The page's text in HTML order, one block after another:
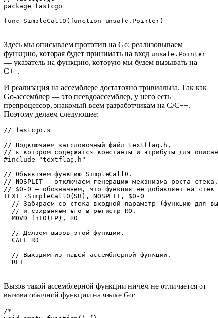
package fastcgo
func SimpleCall0(function unsafe.Pointer)
Здесь мы описываем прототип на Go: реализовываем
функцию, которая будет принимать на вход unsafe.Pointer
— указатель на функцию, которую мы будем вызывать на
C++.
И реализация на ассемблере достаточно тривиальна. Так как
Go-ассемблер — это псевдоассемблер, у него есть
препроцессор, знакомый всем разработчикам на C/C++.
Поэтому делаем следующее:
// fastcgo.s
// Подключаем заголовочный файл textflag.h,
// в котором содержатся константы и атрибуты для
#include "textflag.h"
// Объявляем функцию SimpleCall0.
// NOSPLIT — отключаем генерацию механизма роста
// $0-0 — обозначаем, что функция не добавляет на стек
TEXT ·SimpleCall0(SB), NOSPLIT, $0-0
// Забираем со стека входной параметр (функцию для
  // и сохраняем его в регистр R0.
  MOVD fn+0(FP), R0
  // Делаем вызов этой функции.
  CALL R0
  // Выходим из нашей ассемблерной функции.
  RET
Вызов такой ассемблерной функции ничем не отличается от
вызова обычной функции на языке Go:
/*